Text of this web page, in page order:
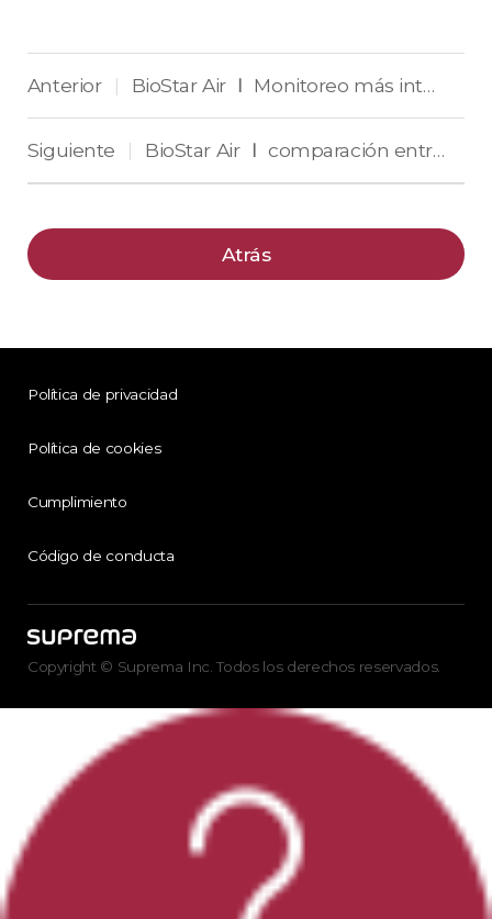
Anterior | BioStar Air Ⅰ Monitoreo más inteligente con diseño centrado en la entrada.
Siguiente | BioStar Air Ⅰ comparación entre las plataformas líderes.
Atrás
Política de privacidad
Política de cookies
Cumplimiento
Código de conducta
Copyright © Suprema Inc. Todos los derechos reservados.